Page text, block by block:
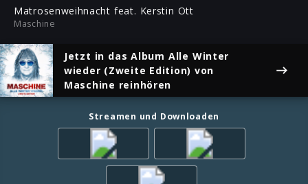
Matrosenweihnacht feat. Kerstin Ott
Maschine
Jetzt in das Album Alle Winter
wieder (Zweite Edition) von
Maschine reinhören
Streamen und Downloaden